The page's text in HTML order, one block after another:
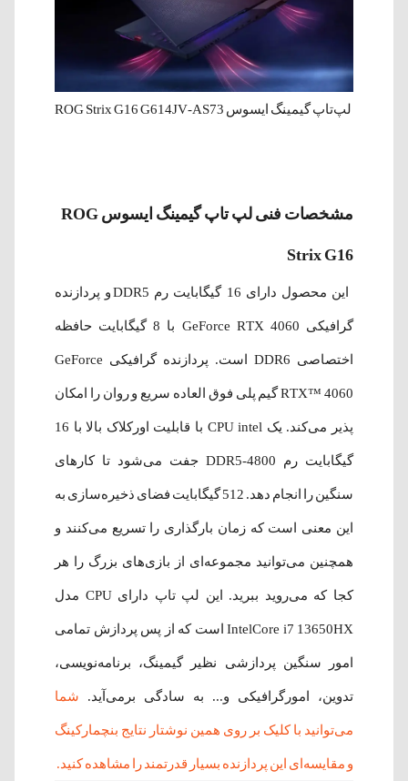
لپ‌‌تاپ گیمینگ ایسوس ROG Strix G16 G614JV-AS73
مشخصات فنی لپ‌ تاپ گیمینگ ایسوس ROG
Strix G16
این محصول دارای 16 گیگابایت رم DDR5 و پردازنده
گرافیکی GeForce RTX 4060 با 8 گیگابایت حافظه
اختصاصی DDR6 است. پردازنده گرافیکی GeForce
RTX™ 4060 گیم پلی فوق العاده سریع و روان را امکان
پذیر می‌کند. یک CPU intel با قابلیت اورکلاک بالا با 16
گیگابایت رم DDR5-4800 جفت می‌شود تا کارهای
سنگین را انجام دهد. 512 گیگابایت فضای ذخیره‌سازی به
این معنی است که زمان بارگذاری را تسریع می‌کنند و
همچنین می‌توانید مجموعه‌ای از بازی‌های بزرگ را هر
کجا که می‌روید ببرید. این لپ تاپ دارای CPU مدل
IntelCore i7 13650HX است که از پس پردازش تمامی
امور سنگین پردازشی نظیر گیمینگ، برنامه‌نویسی،
تدوین، امورگرافیکی و... به سادگی برمی‌آید. شما
می‌توانید با کلیک بر روی همین نوشتار نتایج بنچمارکینگ
و مقایسه‌ای این پردازنده بسیار قدرتمند را مشاهده کنید.